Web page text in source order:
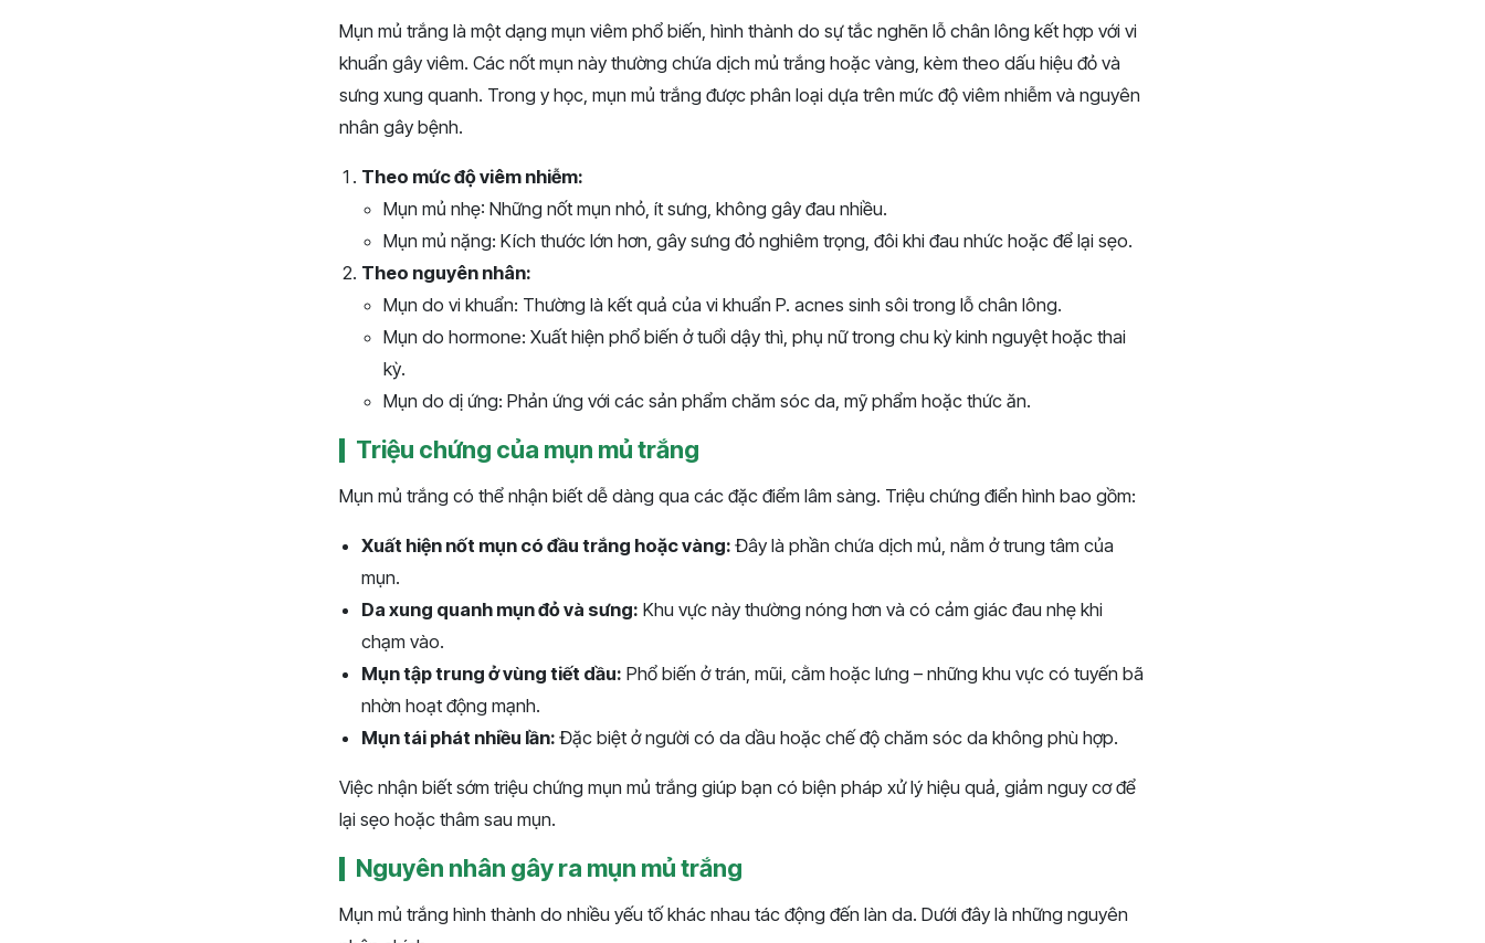
Mụn mủ trắng là một dạng mụn viêm phổ biến, hình thành do sự tắc nghẽn lỗ chân lông kết hợp với vi
khuẩn gây viêm. Các nốt mụn này thường chứa dịch mủ trắng hoặc vàng, kèm theo dấu hiệu đỏ và
sưng xung quanh. Trong y học, mụn mủ trắng được phân loại dựa trên mức độ viêm nhiễm và nguyên
nhân gây bệnh.
Theo mức độ viêm nhiễm:
Mụn mủ nhẹ: Những nốt mụn nhỏ, ít sưng, không gây đau nhiều.
Mụn mủ nặng: Kích thước lớn hơn, gây sưng đỏ nghiêm trọng, đôi khi đau nhức hoặc để lại sẹo.
Theo nguyên nhân:
Mụn do vi khuẩn: Thường là kết quả của vi khuẩn P. acnes sinh sôi trong lỗ chân lông.
Mụn do hormone: Xuất hiện phổ biến ở tuổi dậy thì, phụ nữ trong chu kỳ kinh nguyệt hoặc thai
kỳ.
Mụn do dị ứng: Phản ứng với các sản phẩm chăm sóc da, mỹ phẩm hoặc thức ăn.
Triệu chứng của mụn mủ trắng
Mụn mủ trắng có thể nhận biết dễ dàng qua các đặc điểm lâm sàng. Triệu chứng điển hình bao gồm:
Xuất hiện nốt mụn có đầu trắng hoặc vàng: Đây là phần chứa dịch mủ, nằm ở trung tâm của
mụn.
Da xung quanh mụn đỏ và sưng: Khu vực này thường nóng hơn và có cảm giác đau nhẹ khi
chạm vào.
Mụn tập trung ở vùng tiết dầu: Phổ biến ở trán, mũi, cằm hoặc lưng – những khu vực có tuyến bã
nhờn hoạt động mạnh.
Mụn tái phát nhiều lần: Đặc biệt ở người có da dầu hoặc chế độ chăm sóc da không phù hợp.
Việc nhận biết sớm triệu chứng mụn mủ trắng giúp bạn có biện pháp xử lý hiệu quả, giảm nguy cơ để
lại sẹo hoặc thâm sau mụn.
Nguyên nhân gây ra mụn mủ trắng
Mụn mủ trắng hình thành do nhiều yếu tố khác nhau tác động đến làn da. Dưới đây là những nguyên